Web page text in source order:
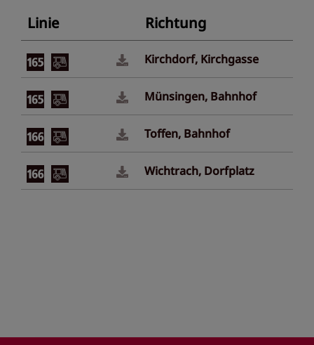
Linie Richtung
Kirchdorf, Kirchgasse
Münsingen, Bahnhof
Toffen, Bahnhof
Wichtrach, Dorfplatz